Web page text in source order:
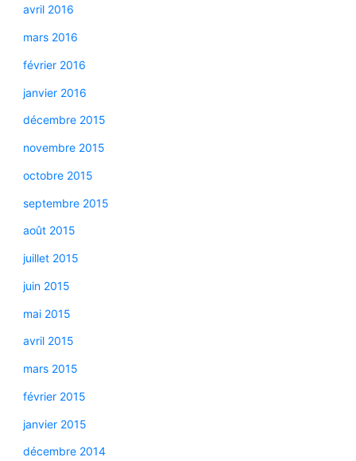
avril 2016
mars 2016
février 2016
janvier 2016
décembre 2015
novembre 2015
octobre 2015
septembre 2015
août 2015
juillet 2015
juin 2015
mai 2015
avril 2015
mars 2015
février 2015
janvier 2015
décembre 2014